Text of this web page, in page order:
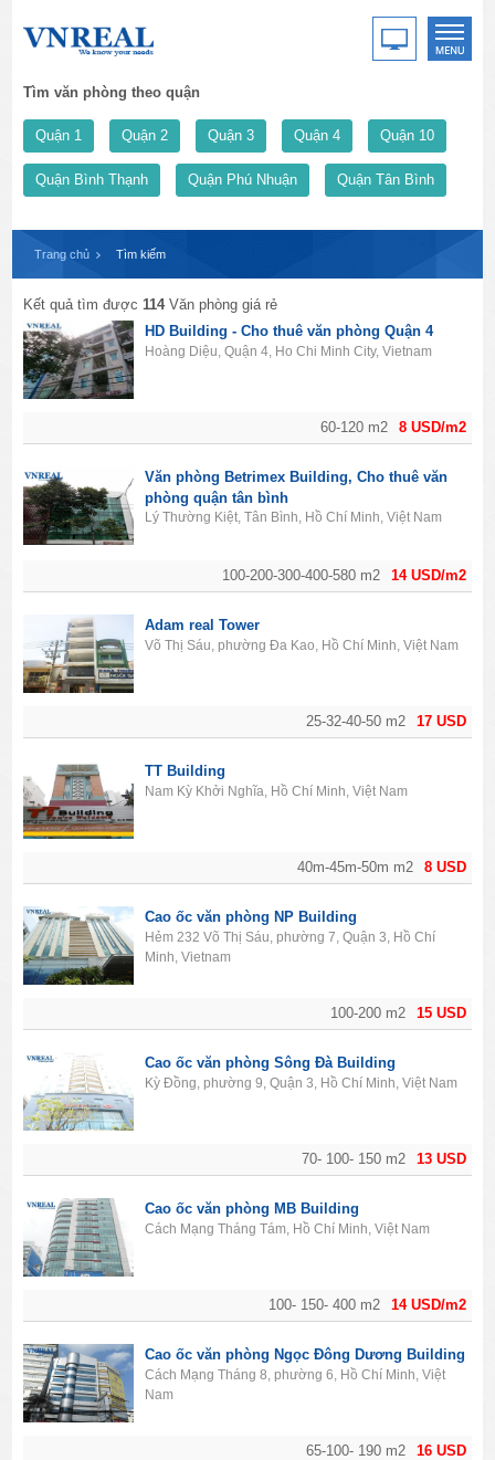
Tìm văn phòng theo quận
Quận 1 Quận 2 Quận 3 Quận 4 Quận 10
Quận Bình Thạnh Quận Phú Nhuận Quận Tân Bình
Trang chủ Tìm kiếm
Kết quả tìm được114Văn phòng giá rẻ
8 USD/m2
60-120 m2
HD Building - Cho thuê văn phòng Quận 4
Hoàng Diệu, Quận 4, Ho Chi Minh City, Vietnam
14 USD/m2
100-200-300-400-580 m2
Văn phòng Betrimex Building, Cho thuê văn
phòng quận tân bình
Lý Thường Kiệt, Tân Bình, Hồ Chí Minh, Việt Nam
17 USD
25-32-40-50 m2
Adam real Tower
Võ Thị Sáu, phường Đa Kao, Hồ Chí Minh, Việt Nam
8 USD
40m-45m-50m m2
TT Building
Nam Kỳ Khởi Nghĩa, Hồ Chí Minh, Việt Nam
15 USD
100-200 m2
Cao ốc văn phòng NP Building
Hẻm 232 Võ Thị Sáu, phường 7, Quận 3, Hồ Chí
Minh, Vietnam
13 USD
70- 100- 150 m2
Cao ốc văn phòng Sông Đà Building
Kỳ Đồng, phường 9, Quận 3, Hồ Chí Minh, Việt Nam
14 USD/m2
100- 150- 400 m2
Cao ốc văn phòng MB Building
Cách Mạng Tháng Tám, Hồ Chí Minh, Việt Nam
16 USD
65-100- 190 m2
Cao ốc văn phòng Ngọc Đông Dương Building
Cách Mạng Tháng 8, phường 6, Hồ Chí Minh, Việt
Nam